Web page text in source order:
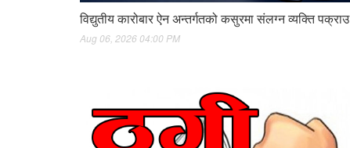
विद्युतीय कारोबार ऐन अन्तर्गतको कसुरमा संलग्न व्यक्ति पक्राउ
Aug 06, 2026 04:00 PM